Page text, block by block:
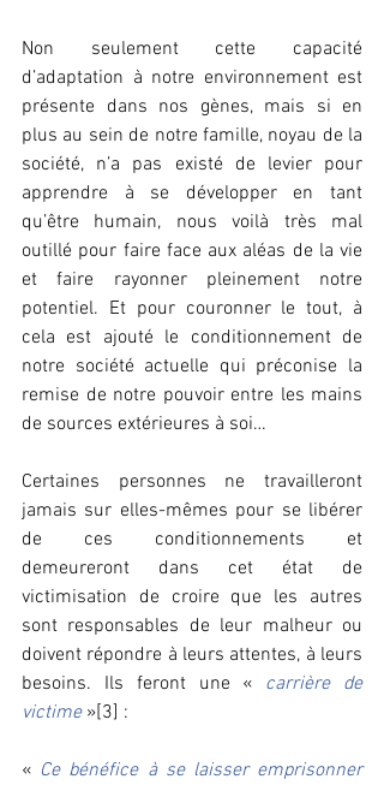
Non seulement cette capacité
d’adaptation à notre environnement est
présente dans nos gènes, mais si en
plus au sein de notre famille, noyau de la
société, n’a pas existé de levier pour
apprendre à se développer en tant
qu’être humain, nous voilà très mal
outillé pour faire face aux aléas de la vie
et faire rayonner pleinement notre
potentiel. Et pour couronner le tout, à
cela est ajouté le conditionnement de
notre société actuelle qui préconise la
remise de notre pouvoir entre les mains
de sources extérieures à soi…
Certaines personnes ne travailleront
jamais sur elles-mêmes pour se libérer
de ces conditionnements et
demeureront dans cet état de
victimisation de croire que les autres
sont responsables de leur malheur ou
doivent répondre à leurs attentes, à leurs
besoins. Ils feront une « carrière de
victime »[3] :
« Ce bénéfice à se laisser emprisonner